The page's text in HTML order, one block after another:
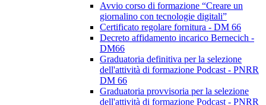
Avvio corso di formazione “Creare un
giornalino con tecnologie digitali”
Certificato regolare fornitura - DM 66
Decreto affidamento incarico Bernecich -
DM66
Graduatoria definitiva per la selezione
dell'attività di formazione Podcast - PNRR
DM 66
Graduatoria provvisoria per la selezione
dell'attività di formazione Podcast - PNRR